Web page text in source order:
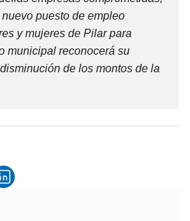
puesto de empleo
y mujeres de Pilar para
municipal reconocerá su
de los montos de la